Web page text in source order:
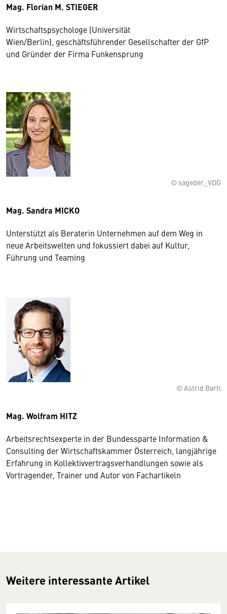
Mag. Florian M. STIEGER
Wirtschaftspsychologe (Universität
Wien/Berlin), geschäftsführender Gesellschafter der GfP
und Gründer der Firma Funkensprung
© sageder_VDG
Mag. Sandra MICKO
Unterstützt als Beraterin Unternehmen auf dem Weg in
neue Arbeitswelten und fokussiert dabei auf Kultur,
Führung und Teaming
© Astrid Bartl
Mag. Wolfram HITZ
Arbeitsrechtsexperte in der Bundessparte Information &
Consulting der Wirtschaftskammer Österreich, langjährige
Erfahrung in Kollektivvertragsverhandlungen sowie als
Vortragender, Trainer und Autor von Fachartikeln
Weitere interessante Artikel